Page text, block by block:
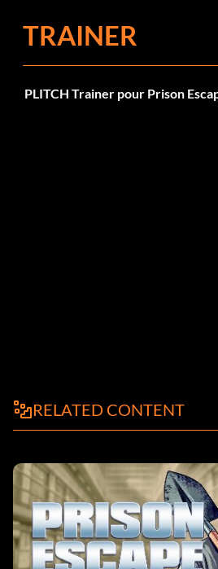
TRAINER
PLITCH Trainer pour Prison
RELATED CONTENT